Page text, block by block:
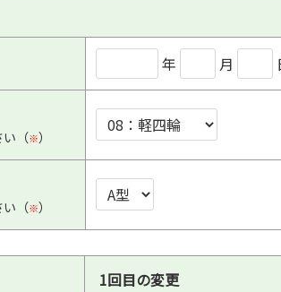
年 月
い（※）
い（※）
1回目の変更